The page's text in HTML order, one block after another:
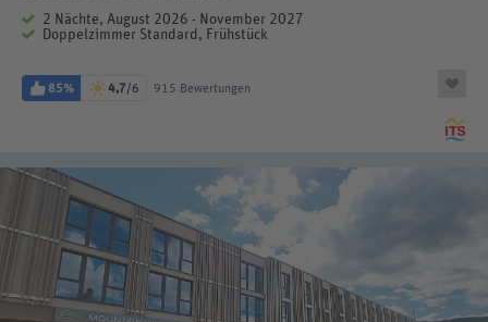
2 Nächte, August 2026 - November 2027
Doppelzimmer Standard, Frühstück
85% 4,7/6 915 Bewertungen